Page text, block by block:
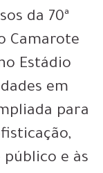
da 70ª
Camarote
Estádio
em
para
e às